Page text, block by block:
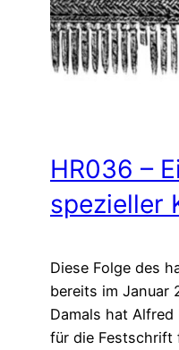
HR036 –
spezieller
Diese Folge des
bereits im Januar
Damals hat
für die Festschrift